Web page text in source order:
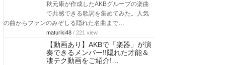
秋元康が作成したAKBグループの楽曲
で共感できる歌詞を集めてみた。人気
の曲からファンのみぞしる隠れた名曲まで…
maturiki48 / 221 view
【動画あり】AKBで「楽器」が演
奏できるメンバー!!隠れた才能＆
凄テク動画をご紹介!…